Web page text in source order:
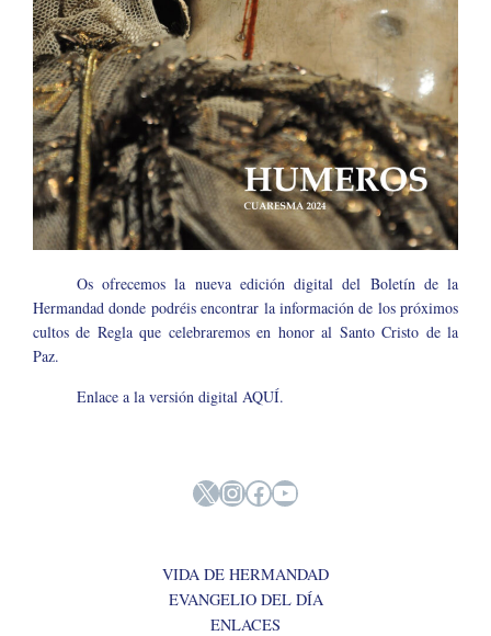
Os ofrecemos la nueva edición digital del Boletín de la
Hermandad donde podréis encontrar la información de los próximos
cultos de Regla que celebraremos en honor al Santo Cristo de la
Paz.
Enlace a la versión digital AQUÍ.
X Instagram
Facebook
YouTube
VIDA DE HERMANDAD
EVANGELIO DEL DÍA
ENLACES